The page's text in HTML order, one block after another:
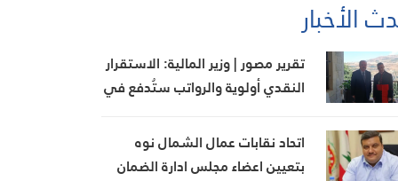
الأخبار
تقرير مصور | وزير المالية: الاستقرار
النقدي أولوية والرواتب ستُدفع في
اتحاد نقابات عمال الشمال نوه
بتعيين اعضاء مجلس ادارة الضمان